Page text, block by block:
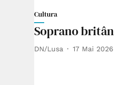
Cultura
Soprano
DN/Lusa 17 Mai 2026